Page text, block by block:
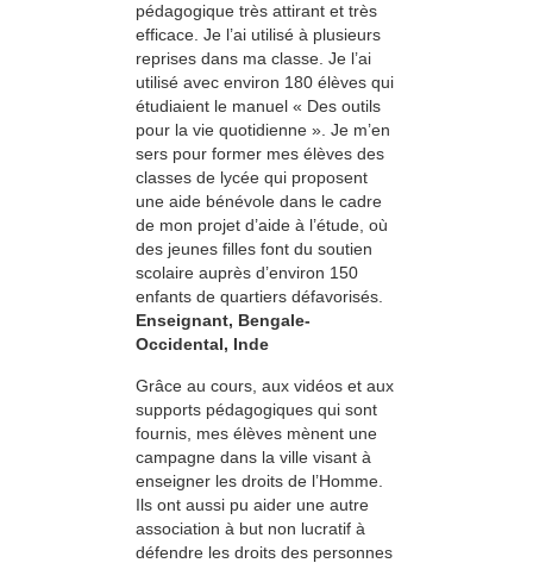
pédagogique très attirant et très
efficace. Je l’ai utilisé à plusieurs
reprises dans ma classe. Je l’ai
utilisé avec environ 180 élèves qui
étudiaient le manuel « Des outils
pour la vie quotidienne ». Je m’en
sers pour former mes élèves des
classes de lycée qui proposent
une aide bénévole dans le cadre
de mon projet d’aide à l’étude, où
des jeunes filles font du soutien
scolaire auprès d’environ 150
enfants de quartiers défavorisés.
Enseignant, Bengale-
Occidental, Inde
Grâce au cours, aux vidéos et aux
supports pédagogiques qui sont
fournis, mes élèves mènent une
campagne dans la ville visant à
enseigner les droits de l’Homme.
Ils ont aussi pu aider une autre
association à but non lucratif à
défendre les droits des personnes